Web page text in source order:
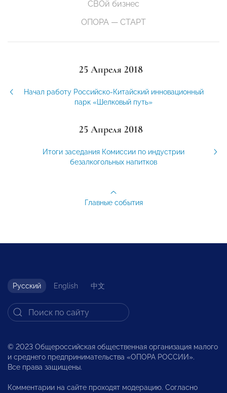
СВОй бизнес
ОПОРА — СТАРТ
25 Апреля 2018
Начал работу Российско-Китайский инновационный
парк «Шелковый путь»
25 Апреля 2018
Итоги заседания Комиссии по индустрии
безалкогольных напитков
Главные события
Русский English 中文
© 2023 Общероссийская общественная организация малого
и среднего предпринимательства «ОПОРА РОССИИ».
Все права защищены.
Комментарии на сайте проходят модерацию. Согласно